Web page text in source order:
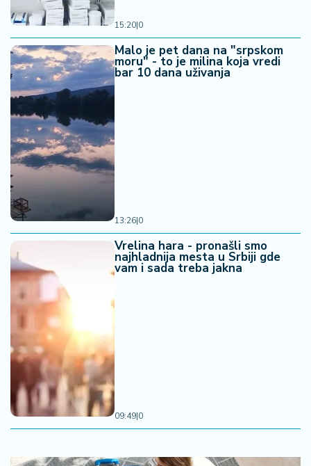
15:20|0
Malo je pet dana na "srpskom
moru" - to je milina koja vredi
bar 10 dana uživanja
13:26|0
Vrelina hara - pronašli smo
najhladnija mesta u Srbiji gde
vam i sada treba jakna
09:49|0